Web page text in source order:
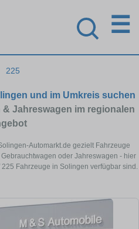
☰
225
und im Umkreis suchen
& Jahreswagen im regionalen
Automarkt.de gezielt Fahrzeuge
oder Jahreswagen - hier
Fahrzeuge in Solingen verfügbar sind.